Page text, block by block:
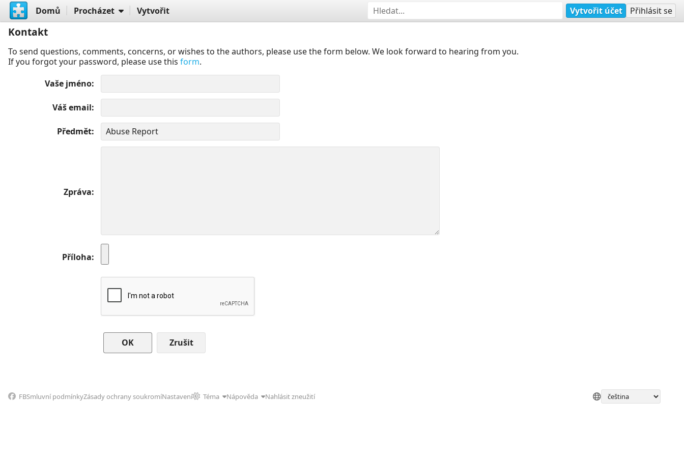
Domů Procházet Vytvořit Vytvořit účet Přihlásit se
Kontakt
To send questions, comments, concerns, or wishes to the authors, please use the form below. We look forward to hearing from you.
If you forgot your password, please use this form.
Vaše jméno
Váš email
Předmět
Zpráva
Příloha
Zrušit
FBSmluvní podmínkyZásady ochrany soukromíNastavení Téma Nápověda Nahlásit zneužití